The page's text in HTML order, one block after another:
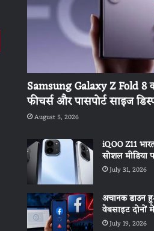
Samsung Galaxy Z Fold 8
फीचर्स और पासपोर्ट साइज
August 5, 2026
iQOO Z11
सोशल मीडिया
July 31, 2026
अचानक डाउन
वेबसाइट
July 19, 2026